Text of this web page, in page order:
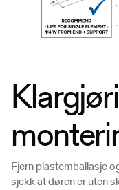
Fjern plastemballasje
sjekk at døren er uten